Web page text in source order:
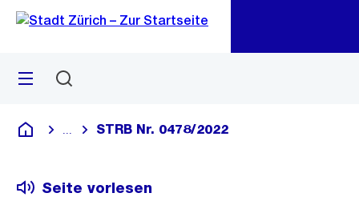
Navigation
Sprunglink
Menü
Deutsch
Blende alle Breadcrumbs ein
STRB Nr. 0478/2022
Seite vorlesen